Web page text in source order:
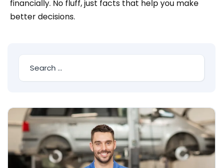
financially. No fluff, just facts that help you make
better decisions.